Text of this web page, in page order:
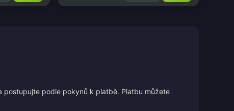
podle pokynů k platbě. Platbu můžete